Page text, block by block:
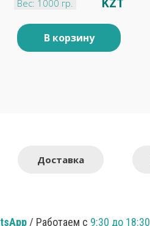
Вес: 1000 гр.
В корзину
Доставка
/ Работаем с 9:30 до 18:30